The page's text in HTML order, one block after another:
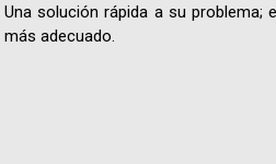
Una solución rápida a su problema;
más adecuado.